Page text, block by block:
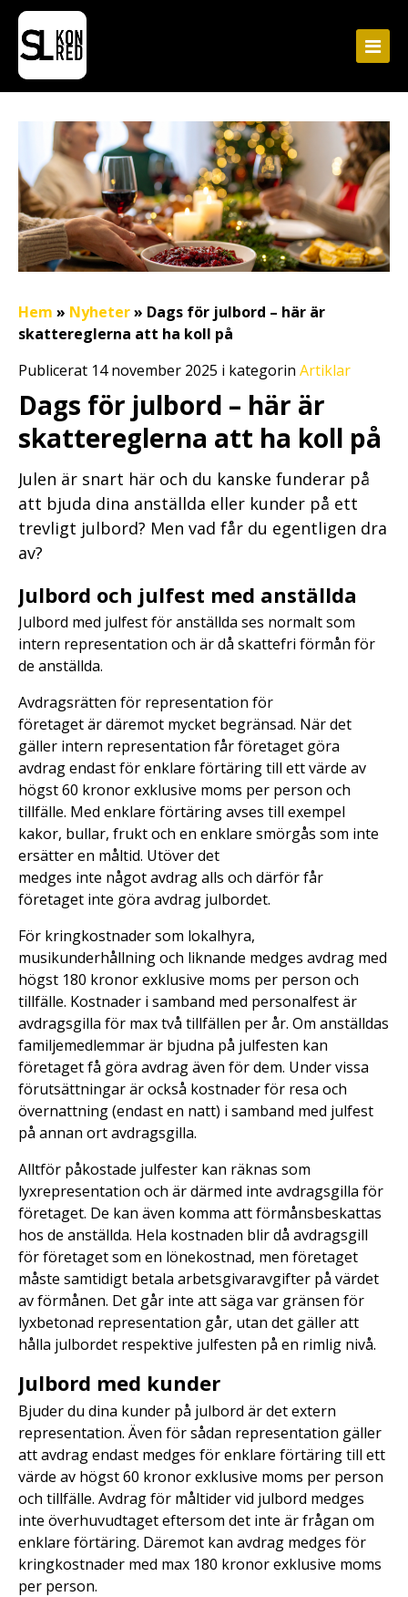
Hem » Nyheter» Dags för julbord – här är
skattereglerna att ha koll på
Publicerat 14 november 2025 i kategorin Artiklar
Dags för julbord – här är
skattereglerna att ha koll på
Julen är snart här och du kanske funderar på
att bjuda dina anställda eller kunder på ett
trevligt julbord? Men vad får du egentligen dra
av?
Julbord och julfest med anställda
Julbord med julfest för anställda ses normalt som
intern representation och är då skattefri förmån för
de anställda.
Avdragsrätten för representation för
företaget är däremot mycket begränsad. När det
gäller intern representation får företaget göra
avdrag endast för enklare förtäring till ett värde av
högst 60 kronor exklusive moms per person och
tillfälle. Med enklare förtäring avses till exempel
kakor, bullar, frukt och en enklare smörgås som inte
ersätter en måltid. Utöver det
medges inte något avdrag alls och därför får
företaget inte göra avdrag julbordet.
För kringkostnader som lokalhyra,
musikunderhållning och liknande medges avdrag med
högst 180 kronor exklusive moms per person och
tillfälle. Kostnader i samband med personalfest är
avdragsgilla för max två tillfällen per år. Om anställdas
familjemedlemmar är bjudna på julfesten kan
företaget få göra avdrag även för dem. Under vissa
förutsättningar är också kostnader för resa och
övernattning (endast en natt) i samband med julfest
på annan ort avdragsgilla.
Alltför påkostade julfester kan räknas som
lyxrepresentation och är därmed inte avdragsgilla för
företaget. De kan även komma att förmånsbeskattas
hos de anställda. Hela kostnaden blir då avdragsgill
för företaget som en lönekostnad, men företaget
måste samtidigt betala arbetsgivaravgifter på värdet
av förmånen. Det går inte att säga var gränsen för
lyxbetonad representation går, utan det gäller att
hålla julbordet respektive julfesten på en rimlig nivå.
Julbord med kunder
Bjuder du dina kunder på julbord är det extern
representation. Även för sådan representation gäller
att avdrag endast medges för enklare förtäring till ett
värde av högst 60 kronor exklusive moms per person
och tillfälle. Avdrag för måltider vid julbord medges
inte överhuvudtaget eftersom det inte är frågan om
enklare förtäring. Däremot kan avdrag medges för
kringkostnader med max 180 kronor exklusive moms
per person.